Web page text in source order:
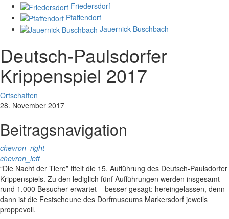
Friedersdorf
Pfaffendorf
Jauernick-Buschbach
Deutsch-Paulsdorfer
Krippenspiel 2017
Ortschaften
28. November 2017
Beitragsnavigation
chevron_right
chevron_left
“Die Nacht der Tiere” titelt die 15. Aufführung des Deutsch-Paulsdorfer
Krippenspiels. Zu den lediglich fünf Aufführungen werden insgesamt
rund 1.000 Besucher erwartet – besser gesagt: hereingelassen, denn
dann ist die Festscheune des Dorfmuseums Markersdorf jeweils
proppevoll.